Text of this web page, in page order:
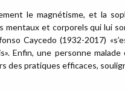
le magnétisme, et la
mentaux et corporels qui lui
Caycedo (1932-2017)
Enfin, une personne
des pratiques efficaces,